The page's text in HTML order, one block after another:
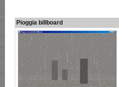
Pioggia billboard